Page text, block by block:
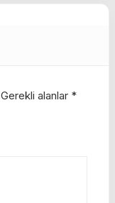
Gerekli alanlar *